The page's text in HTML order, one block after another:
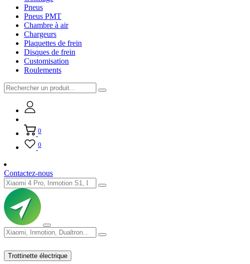
Pneus
Pneus PMT
Chambre à air
Chargeurs
Plaquettes de frein
Disques de frein
Customisation
Roulements
0
0
Contactez-nous
Trottinette électrique